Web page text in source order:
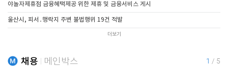
야놀자제휴점 금융혜택제공 위한 제휴 및 금융서비스 게시
울산시, 피서․행락지 주변 불법행위 19건 적발
더보기
채용 메인박스 1 / 5